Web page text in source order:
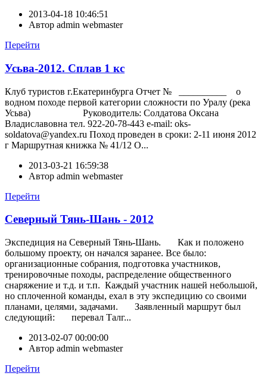
2013-04-18 10:46:51
Автор admin webmaster
Перейти
Усьва-2012. Сплав 1 кс
Клуб туристов г.Екатеринбурга Отчет № __________ о
водном походе первой категории сложности по Уралу (река
Усьва) Руководитель: Солдатова Оксана
Владиславовна тел. 922-20-78-443 e-mail: oks-
soldatova@yandex.ru Поход проведен в сроки: 2-11 июня 2012
г Маршрутная книжка № 41/12 О...
2013-03-21 16:59:38
Автор admin webmaster
Перейти
Северный Тянь-Шань - 2012
Экспедиция на Северный Тянь-Шань. Как и положено
большому проекту, он начался заранее. Все было:
организационные собрания, подготовка участников,
тренировочные походы, распределение общественного
снаряжение и т.д. и т.п. Каждый участник нашей небольшой,
но сплоченной команды, ехал в эту экспедицию со своими
планами, целями, задачами. Заявленный маршрут был
следующий: перевал Талг...
2013-02-07 00:00:00
Автор admin webmaster
Перейти